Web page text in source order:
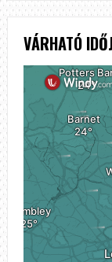
VÁRHATÓ